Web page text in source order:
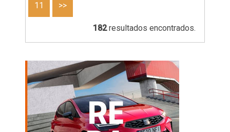
11 >>
182resultados encontrados.